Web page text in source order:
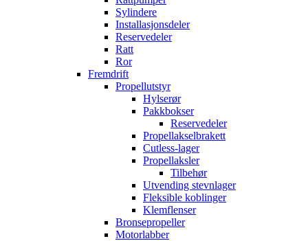
Sylindere
Installasjonsdeler
Reservedeler
Ratt
Ror
Fremdrift
Propellutstyr
Hylserør
Pakkbokser
Reservedeler
Propellakselbrakett
Cutless-lager
Propellaksler
Tilbehør
Utvending stevnlager
Fleksible koblinger
Klemflenser
Bronsepropeller
Motorlabber